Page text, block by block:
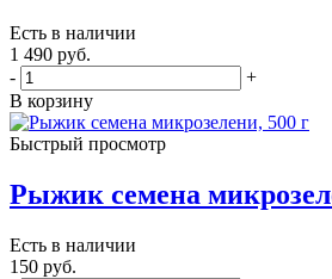
Есть в наличии
1 490 руб.
-
+
В корзину
Быстрый просмотр
Рыжик семена
Есть в наличии
150 руб.